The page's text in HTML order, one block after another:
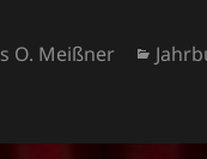
O. Meißner